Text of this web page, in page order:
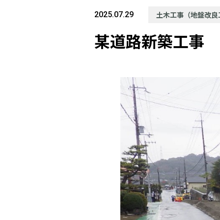
2025.07.29 土木工事（地盤改
某道路新築工事